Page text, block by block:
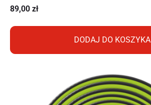
89,00 zł
DODAJ DO KOSZYKA